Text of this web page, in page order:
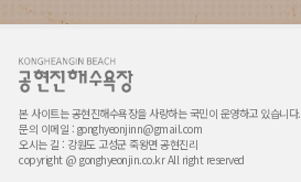
본 사이트는 공현진해수욕장을 사랑하는 국민이 운영하고 있습니다.
문의 이메일 : gonghyeonjinn@gmail.com
오시는 길 : 강원도 고성군 죽왕면 공현진리
copyright @ gonghyeonjin.co.kr All right reserved